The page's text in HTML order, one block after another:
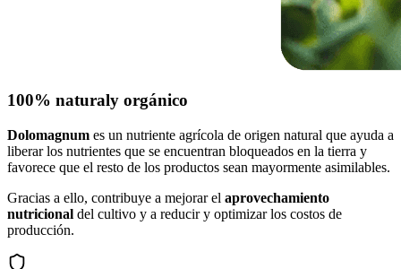
100% naturaly orgánico
Dolomagnum es un nutriente agrícola de origen natural que ayuda a
liberar los nutrientes que se encuentran bloqueados en la tierra y
favorece que el resto de los productos sean mayormente asimilables.
Gracias a ello, contribuye a mejorar el aprovechamiento
nutricional del cultivo y a reducir y optimizar los costos de
producción.